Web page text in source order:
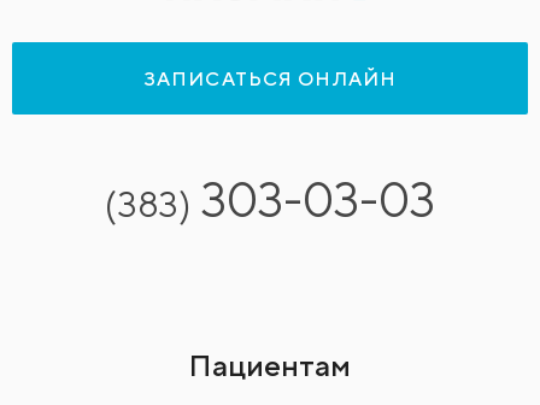
ЗАПИСАТЬСЯ ОНЛАЙН
(383) 303-03-03
Пациентам